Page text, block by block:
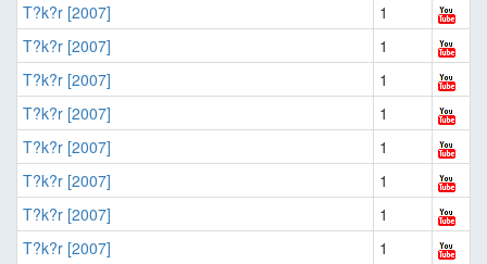
T?k?r [2007]
1
T?k?r [2007]
1
T?k?r [2007]
1
T?k?r [2007]
1
T?k?r [2007]
1
T?k?r [2007]
1
T?k?r [2007]
1
T?k?r [2007]
1